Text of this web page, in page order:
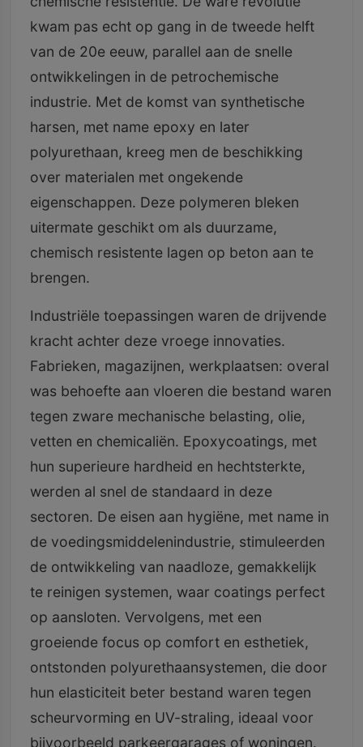
kwam pas echt op gang in de tweede helft
van de 20e eeuw, parallel aan de snelle
ontwikkelingen in de petrochemische
industrie. Met de komst van synthetische
harsen, met name epoxy en later
polyurethaan, kreeg men de beschikking
over materialen met ongekende
eigenschappen. Deze polymeren bleken
uitermate geschikt om als duurzame,
chemisch resistente lagen op beton aan te
brengen.
Industriële toepassingen waren de drijvende
kracht achter deze vroege innovaties.
Fabrieken, magazijnen, werkplaatsen: overal
was behoefte aan vloeren die bestand waren
tegen zware mechanische belasting, olie,
vetten en chemicaliën. Epoxycoatings, met
hun superieure hardheid en hechtsterkte,
werden al snel de standaard in deze
sectoren. De eisen aan hygiëne, met name in
de voedingsmiddelenindustrie, stimuleerden
de ontwikkeling van naadloze, gemakkelijk
te reinigen systemen, waar coatings perfect
op aansloten. Vervolgens, met een
groeiende focus op comfort en esthetiek,
ontstonden polyurethaansystemen, die door
hun elasticiteit beter bestand waren tegen
scheurvorming en UV-straling, ideaal voor
bijvoorbeeld parkeergarages of woningen.